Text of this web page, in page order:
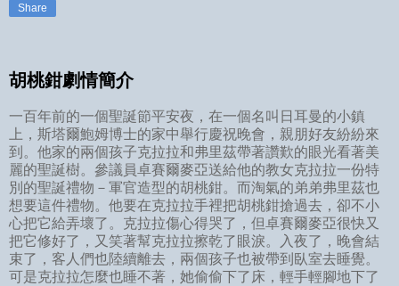
Share
胡桃鉗劇情簡介
一百年前的一個聖誕節平安夜，在一個名叫日耳曼的小鎮
上，斯塔爾鮑姆博士的家中舉行慶祝晚會，親朋好友紛紛來
到。他家的兩個孩子克拉拉和弗里茲帶著讚歎的眼光看著美
麗的聖誕樹。參議員卓賽爾麥亞送給他的教女克拉拉一份特
別的聖誕禮物－軍官造型的胡桃鉗。而淘氣的弟弟弗里茲也
想要這件禮物。他要在克拉拉手裡把胡桃鉗搶過去，卻不小
心把它給弄壞了。克拉拉傷心得哭了，但卓賽爾麥亞很快又
把它修好了，又笑著幫克拉拉擦乾了眼淚。入夜了，晚會結
束了，客人們也陸續離去，兩個孩子也被帶到臥室去睡覺。
可是克拉拉怎麼也睡不著，她偷偷下了床，輕手輕腳地下了